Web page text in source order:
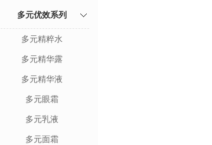
多元优效系列
多元精粹水
多元精华露
多元精华液
多元眼霜
多元乳液
多元面霜